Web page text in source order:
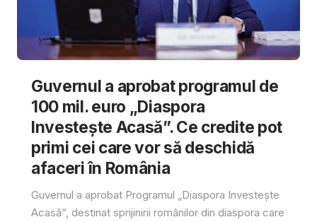
Guvernul a aprobat programul de
100 mil. euro „Diaspora
Investește Acasă”. Ce credite pot
primi cei care vor să deschidă
afaceri în România
Guvernul a aprobat Programul „Diaspora Investește
Acasă”, destinat sprijinirii românilor din diaspora care